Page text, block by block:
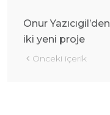
Onur Yazıcıgil’den
iki yeni proje
Önceki içerik